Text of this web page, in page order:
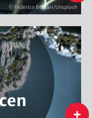
© Federico Beccari/Unsplash
Wasser
flip